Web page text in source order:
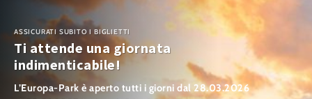
ASSICURATI SUBITO I BIGLIETTI
Ti attende una giornata
indimenticabile!
L’Europa-Park è aperto tutti i giorni dal 28.03.2026